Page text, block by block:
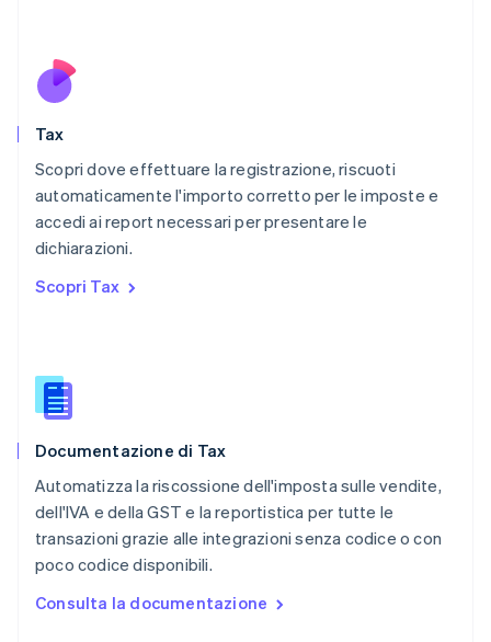
Tax
Scopri dove effettuare la registrazione, riscuoti
automaticamente l'importo corretto per le imposte e
accedi ai report necessari per presentare le
dichiarazioni.
Scopri Tax
Documentazione di Tax
Automatizza la riscossione dell'imposta sulle vendite,
dell'IVA e della GST e la reportistica per tutte le
transazioni grazie alle integrazioni senza codice o con
poco codice disponibili.
Consulta la documentazione
English
Paesi Bassi
English
Portogallo
RAS di Hong Kong, Cina
English简体中文
Regno Unito
English
English
Singapore
Slovacchia
English
Slovenia
Spagna
EspañolEnglish
English Español简体中文